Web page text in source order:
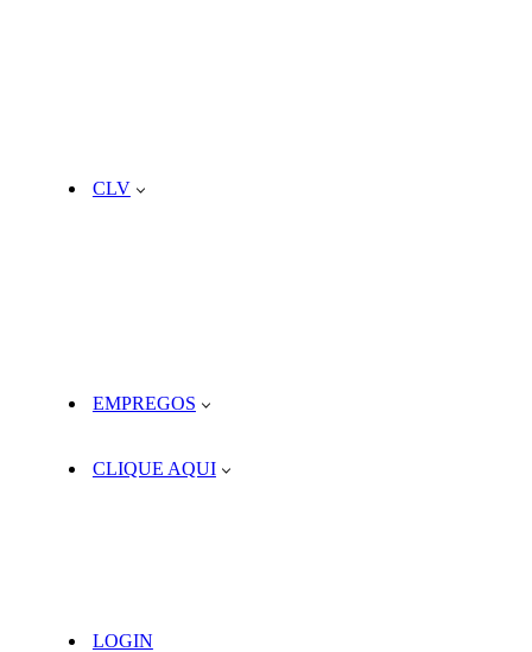
CLV
EMPREGOS
CLIQUE AQUI
LOGIN